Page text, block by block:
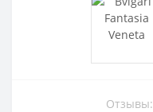
Отзывы: